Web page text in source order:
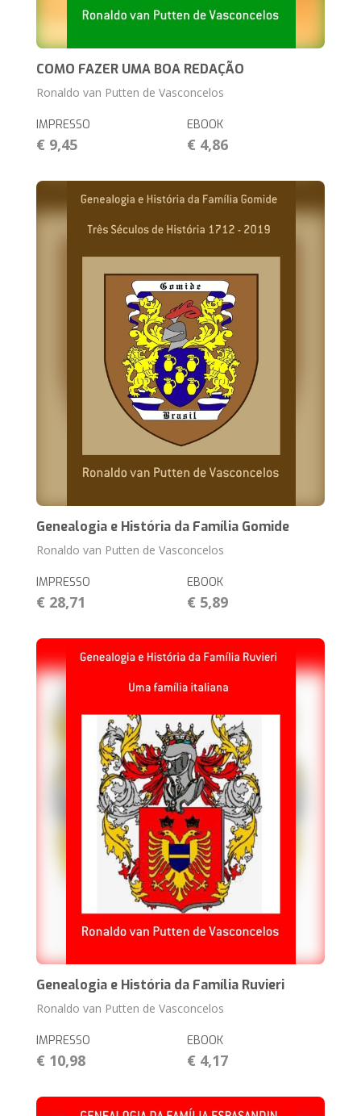
COMO FAZER UMA BOA REDAÇÃO
Ronaldo van Putten de Vasconcelos
IMPRESSO
€ 9,45
EBOOK
€ 4,86
Genealogia e História da Família Gomide
Ronaldo van Putten de Vasconcelos
IMPRESSO
€ 28,71
EBOOK
€ 5,89
Genealogia e História da Família Ruvieri
Ronaldo van Putten de Vasconcelos
IMPRESSO
€ 10,98
EBOOK
€ 4,17